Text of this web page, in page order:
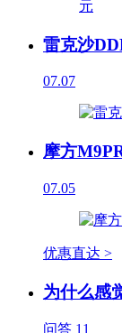
雷克沙
07.07
摩方
07.05
优惠直达 >
为什么感
问答 11